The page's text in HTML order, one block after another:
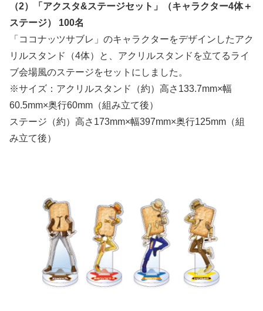
（2）「アクスタ&ステージセット」（キャラクター4体＋
ステージ） 100名
「ココナッツサブレ」のキャラクターをデザインしたアク
リルスタンド（4体）と、アクリルスタンドを立てるライ
ブ会場風のステージをセットにしました。
※サイズ：アクリルスタンド（約）高さ133.7mm×幅
60.5mm×奥行60mm（組み立て後）
ステージ（約）高さ173mm×幅397mm×奥行125mm（組
み立て後）